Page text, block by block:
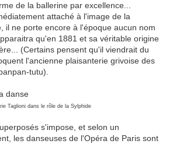
de la ballerine par excellence...
attaché à l'image de la
il ne porte encore à l'époque aucun nom
qu'en 1881 et sa véritable origine
(Certains pensent qu'il viendrait du
l'ancienne plaisanterie grivoise des
tutu).
Taglioni dans le rôle de la Sylphide
s'impose, et selon un
les danseuses de l'Opéra de Paris sont